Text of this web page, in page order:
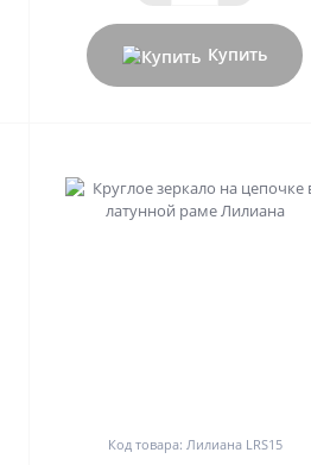
Купить
Код товара: Лилиана LRS15